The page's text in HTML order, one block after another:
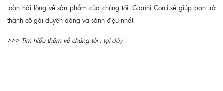
toàn hài lòng về sản phẩm của chúng tôi. Gianni Conti sẽ giúp bạn trở
thành cô gái duyên dáng và sành điệu nhất.
>>> Tìm hiểu thêm về chúng tôi : tại đây